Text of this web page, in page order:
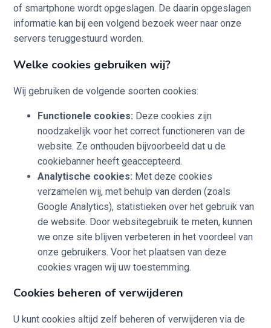
of smartphone wordt opgeslagen. De daarin opgeslagen
informatie kan bij een volgend bezoek weer naar onze
servers teruggestuurd worden.
Welke cookies gebruiken wij?
Wij gebruiken de volgende soorten cookies:
Functionele cookies: Deze cookies zijn
noodzakelijk voor het correct functioneren van de
website. Ze onthouden bijvoorbeeld dat u de
cookiebanner heeft geaccepteerd.
Analytische cookies: Met deze cookies
verzamelen wij, met behulp van derden (zoals
Google Analytics), statistieken over het gebruik van
de website. Door websitegebruik te meten, kunnen
we onze site blijven verbeteren in het voordeel van
onze gebruikers. Voor het plaatsen van deze
cookies vragen wij uw toestemming.
Cookies beheren of verwijderen
U kunt cookies altijd zelf beheren of verwijderen via de